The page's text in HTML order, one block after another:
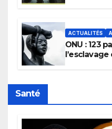
ACTUALITÉS
ONU : 123
Santé